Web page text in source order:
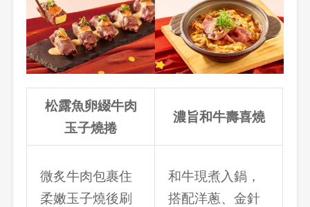
松露魚卵綴牛肉
玉子燒捲
濃旨和牛壽喜燒
微炙牛肉包裹住
柔嫩玉子燒後刷
和牛現煮入鍋，
搭配洋蔥、金針